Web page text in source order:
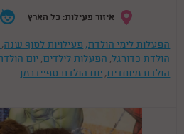
איזור פעילות: כל הארץ
הפעלות לימי הולדת, פעילויות לסוף שנה,
הולדת כדורגל, הפעלות לילדים, יום
הולדת מיוחדים, יום הולדת ספיידרמן